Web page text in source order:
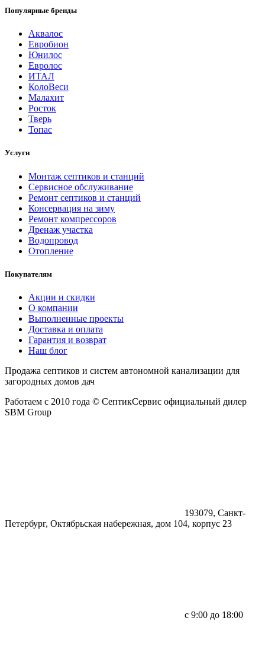
Популярные бренды
Аквалос
Евробион
Юнилос
Евролос
ИТАЛ
КолоВеси
Малахит
Росток
Тверь
Топас
Услуги
Монтаж септиков и станций
Сервисное обслуживание
Ремонт септиков и станций
Консервация на зиму
Ремонт компрессоров
Дренаж участка
Водопровод
Отопление
Покупателям
Акции и скидки
О компании
Выполненные проекты
Доставка и оплата
Гарантия и возврат
Наш блог
Продажа септиков и систем автономной канализации для
загородных домов дач
Работаем с 2010 года © СептикСервис официальный дилер
SBM Group
193079, Санкт-
Петербург, Октябрьская набережная, дом 104, корпус 23
с 9:00 до 18:00